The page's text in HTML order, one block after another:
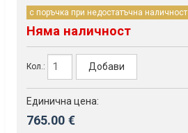
с поръчка при недостатъчна наличност
Няма наличност
Кол.: Добави
Единична цена:
765.00 €